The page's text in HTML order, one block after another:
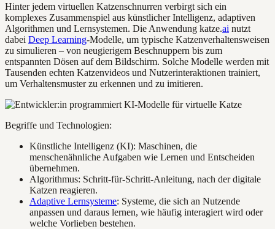
Hinter jedem virtuellen Katzenschnurren verbirgt sich ein
komplexes Zusammenspiel aus künstlicher Intelligenz, adaptiven
Algorithmen und Lernsystemen. Die Anwendung katze.ai nutzt
dabei Deep Learning-Modelle, um typische Katzenverhaltensweisen
zu simulieren – von neugierigem Beschnuppern bis zum
entspannten Dösen auf dem Bildschirm. Solche Modelle werden mit
Tausenden echten Katzenvideos und Nutzerinteraktionen trainiert,
um Verhaltensmuster zu erkennen und zu imitieren.
Begriffe und Technologien:
Künstliche Intelligenz (KI): Maschinen, die
menschenähnliche Aufgaben wie Lernen und Entscheiden
übernehmen.
Algorithmus: Schritt-für-Schritt-Anleitung, nach der digitale
Katzen reagieren.
Adaptive Lernsysteme: Systeme, die sich an Nutzende
anpassen und daraus lernen, wie häufig interagiert wird oder
welche Vorlieben bestehen.